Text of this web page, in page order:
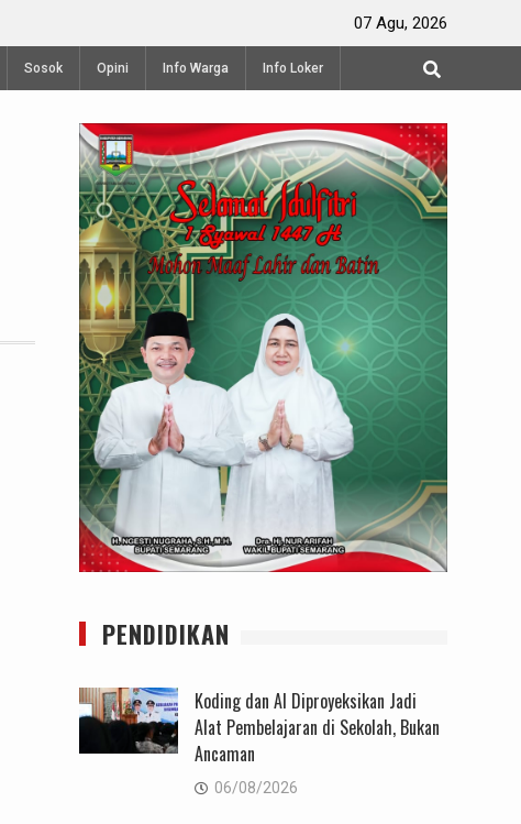
Perayaan Waisak di Vihara Mahavira Semarang Produksi
07 Agu, 2026
Sosok Opini Info Warga Info Loker
PENDIDIKAN
Koding dan AI Diproyeksikan Jadi
Alat Pembelajaran di Sekolah, Bukan
Ancaman
06/08/2026